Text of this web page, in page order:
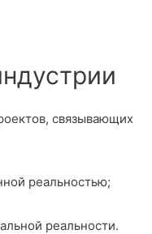
связывающих
реальностью;
реальности.